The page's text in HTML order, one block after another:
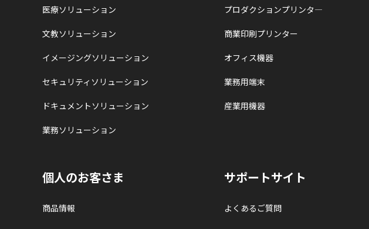
医療ソリューション
文教ソリューション
イメージングソリューション
セキュリティソリューション
ドキュメントソリューション
業務ソリューション
プロダクションプリンタ―
商業印刷プリンター
オフィス機器
業務用端末
産業用機器
個人のお客さま
商品情報
サポートサイト
よくあるご質問